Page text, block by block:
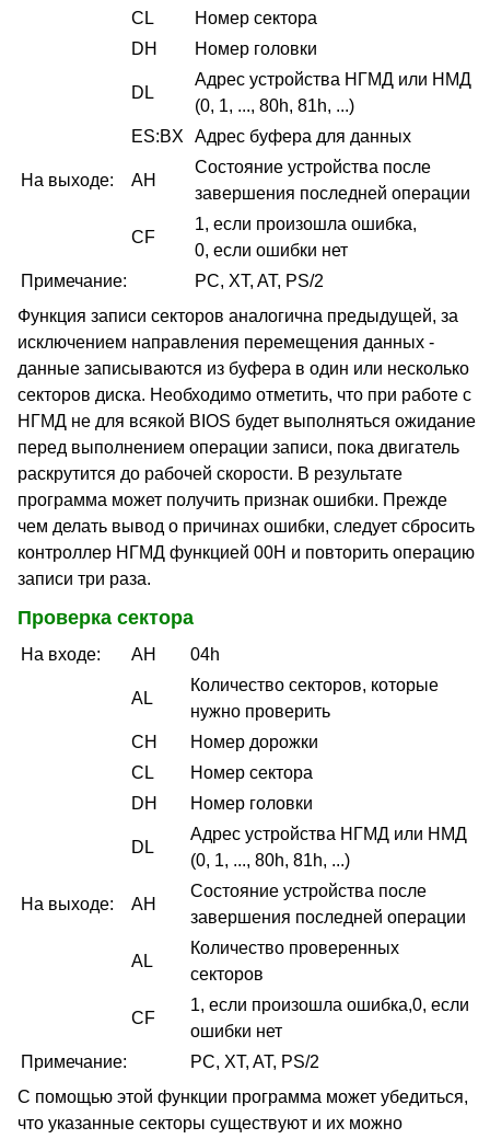
CL
Номер сектора
DH
Номер головки
DL
Адрес устройства НГМД или НМД
(0, 1, ..., 80h, 81h, ...)
ES:BX
Адрес буфера для данных
На выходе: AH
Состояние устройства после
завершения последней операции
CF
1, если произошла ошибка,
0, если ошибки нет
Примечание:
PC, XT, AT, PS/2
Функция записи секторов аналогична предыдущей, за
исключением направления перемещения данных -
данные записываются из буфера в один или несколько
секторов диска. Необходимо отметить, что при работе с
НГМД не для всякой BIOS будет выполняться ожидание
перед выполнением операции записи, пока двигатель
раскрутится до рабочей скорости. В результате
программа может получить признак ошибки. Прежде
чем делать вывод о причинах ошибки, следует сбросить
контроллер НГМД функцией 00H и повторить операцию
записи три раза.
Проверка сектора
На входе: AH 04h
AL
Количество секторов, которые
нужно проверить
CH
Номер дорожки
CL
Номер сектора
DH
Номер головки
DL
Адрес устройства НГМД или НМД
(0, 1, ..., 80h, 81h, ...)
На выходе: AH
Состояние устройства после
завершения последней операции
AL
Количество проверенных
секторов
CF
1, если произошла ошибка,0, если
ошибки нет
Примечание:
PC, XT, AT, PS/2
С помощью этой функции программа может убедиться,
что указанные секторы существуют и их можно